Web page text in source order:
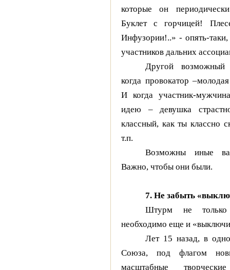
которые он
Буклет с горчицей!
Инфузории!..» - опять-
участников дальних
Другой возможный
когда провокатор
И когда участник-
идею – девушка
классный, как ты классно
т.п.
Возможны иные
Важно, чтобы они были.
7. Не забыть
Штурм не только
необходимо еще и
Лет 15 назад, в
Союза, под флагом
масштабные